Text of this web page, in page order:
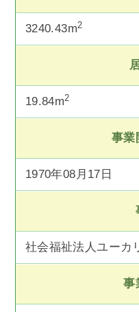
3240.43m2
19.84m2
事業
1970年08月17日
社会福祉法人ユーカ
事